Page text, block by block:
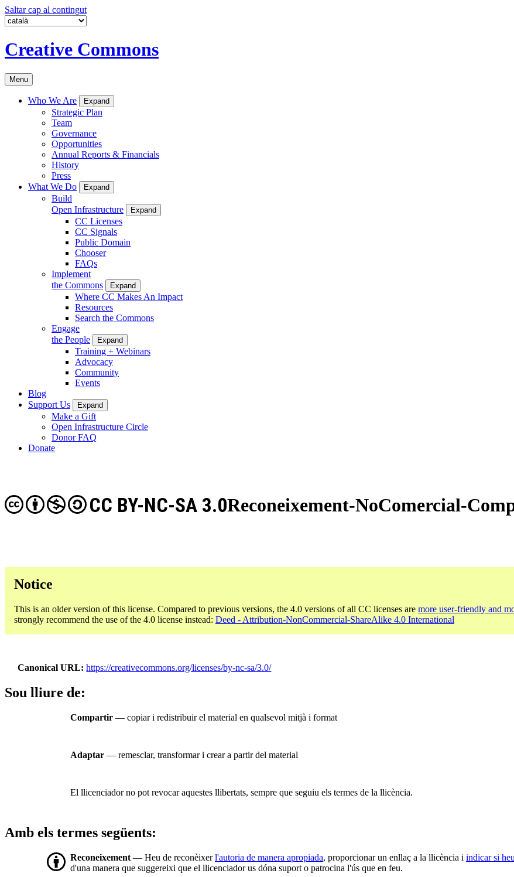
Saltar cap al contingut
Creative Commons
Menu
Who We Are Expand
Strategic Plan
Team
Governance
Opportunities
Annual Reports & Financials
History
Press
What We Do
Expand
Build
Open Infrastructure
Expand
CC Licenses
CC Signals
Public Domain
Chooser
FAQs
Implement
the Commons
Expand
Where CC Makes An Impact
Resources
Search the Commons
Engage
the People
Expand
Training + Webinars
Advocacy
Community
Events
Blog
Support Us
Expand
Make a Gift
Open Infrastructure Circle
Donor FAQ
Donate
Reconeixement-NoComercial-
CC BY-NC-SA 3.0
Notice
This is an older version of this license. Compared to previous versions, the 4.0 versions of all CC licenses are more user-friendly and
strongly recommend the use of the 4.0 license instead: Deed - Attribution-NonCommercial-ShareAlike 4.0 International
Canonical URL https://creativecommons.org/licenses/by-nc-sa/3.0/
Sou lliure de:
Compartir — copiar i redistribuir el material en qualsevol mitjà i format
Adaptar — remesclar, transformar i crear a partir del material
El llicenciador no pot revocar aquestes llibertats, sempre que seguiu els termes de la llicència.
Amb els termes següents:
Reconeixement — Heu de reconèixerl'autoria de manera apropiada, proporcionar un enllaç a la llicència i indicar si
d'una manera que suggereixi que el llicenciador us dóna suport o patrocina l'ús que en feu.